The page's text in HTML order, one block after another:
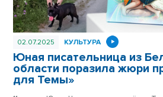
02.07.2025 КУЛЬТУРА
Юная писательница из
области поразила жюри
для Темы»